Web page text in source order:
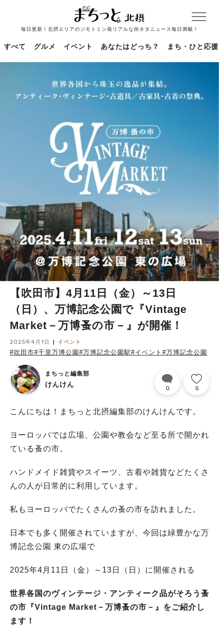
毎日更新！北摂エリアのジモトミン発リアルな街ネタニュース毎日満載！
すべて グルメ イベント あなたはどっち？ まち・ひと応援
【吹田市】4月11日（金）～13日
（日）、万博記念公園で『Vintage
Market－万博蚤の市－』が開催！
2025年4月1日 イベント
#吹田市#千里万博公園 #万博記念公園駅#イベント #万博記念公園
まちっと編集部
けんけん 0 5
こんにちは！まちっと北摂編集部のけんけんです。
ヨーロッパでは広場、公園や教会など至る所で開かれ
ている蚤の市。
ハンドメイド雑貨やスイーツ、古着や雑貨などたくさ
んの人が日常的に利用しています。
私もヨーロッパでたくさんの蚤の市を訪れました。
日本でも多く開催されていますが、今回は緑豊かな万
博記念公園 東の広場で
2025年4月11日（金）～13日（日）に開催される
世界各国のヴィンテージ・アンティーク品がそろう蚤
の市『Vintage Market－万博蚤の市－』をご紹介し
ます！